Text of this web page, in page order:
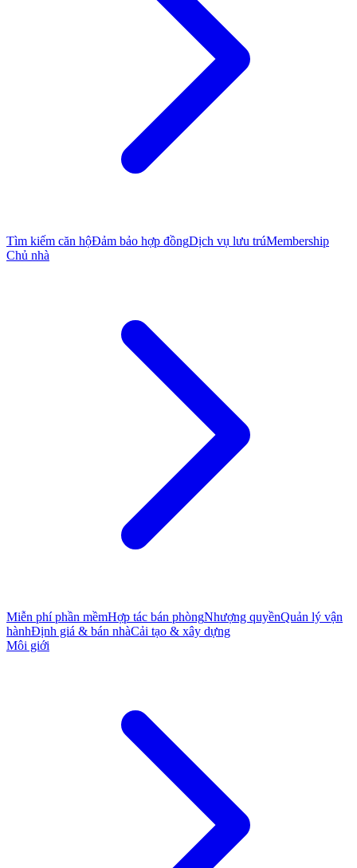
Tìm kiếm căn hộĐảm bảo hợp đồngDịch vụ lưu trúMembership
Chủ nhà
Miễn phí phần mềmHợp tác bán phòngNhượng quyềnQuản lý vận
hànhĐịnh giá & bán nhàCải tạo & xây dựng
Môi giới